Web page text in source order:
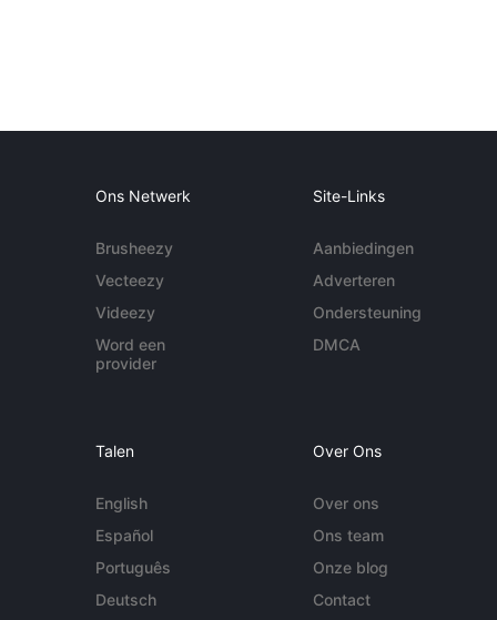
Ons Netwerk
Brusheezy
Vecteezy
Videezy
Word een
provider
Site-Links
Aanbiedingen
Adverteren
Ondersteuning
DMCA
Talen
English
Español
Português
Deutsch
Over Ons
Over ons
Ons team
Onze blog
Contact